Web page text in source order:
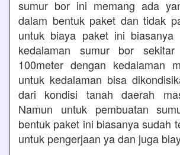
sumur bor ini memang ada
dalam bentuk paket dan tidak
untuk biaya paket ini biasanya
kedalaman sumur bor
100meter dengan kedalaman
untuk kedalaman bisa
dari kondisi tanah daerah
Namun untuk pembuatan
bentuk paket ini biasanya sudah
untuk pengerjaan ya dan juga